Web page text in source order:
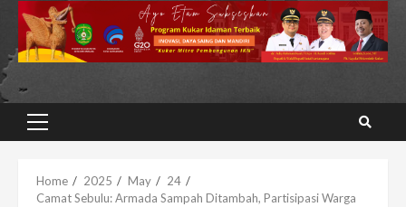
Primary
Home 2025 May
24
Camat Sebulu: Armada Sampah Ditambah, Partisipasi Warga